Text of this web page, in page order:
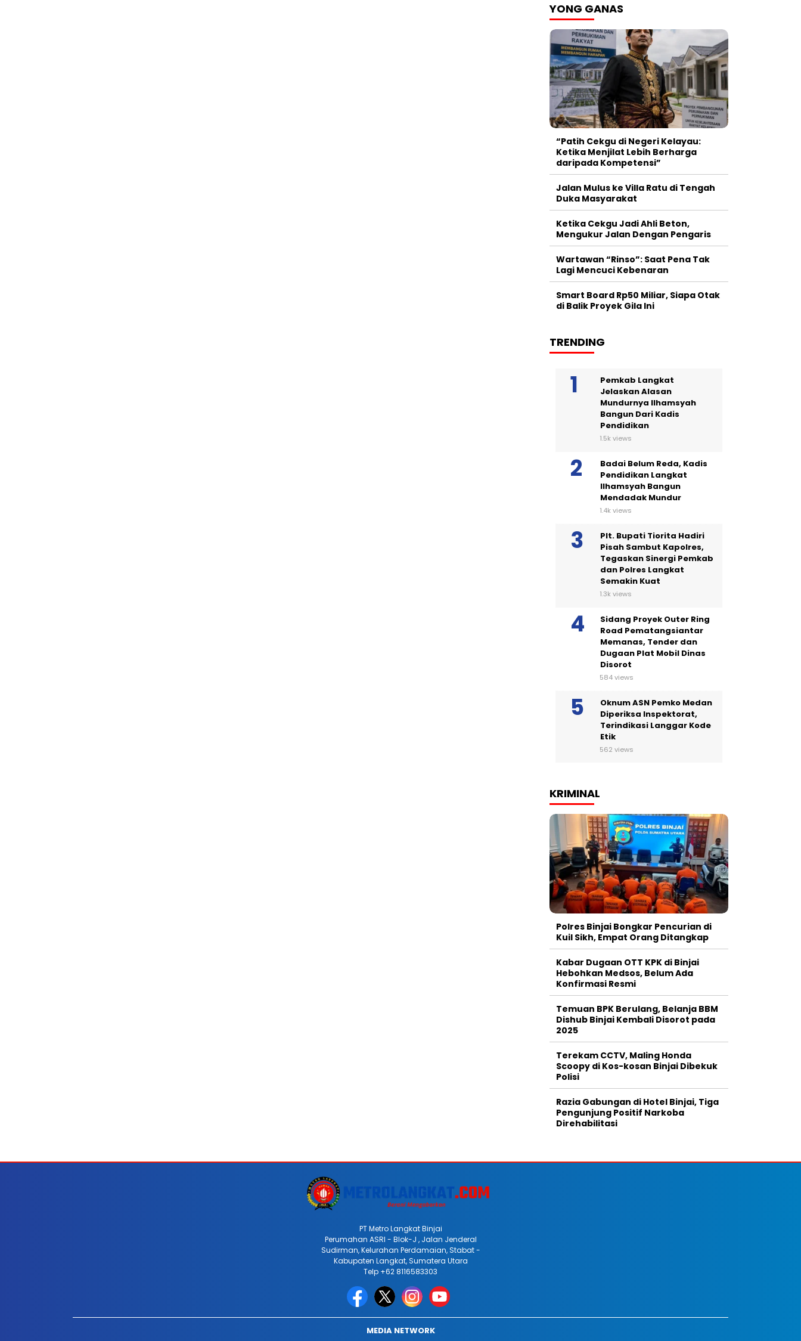
YONG GANAS
“Patih Cekgu di Negeri Kelayau:
Ketika Menjilat Lebih Berharga
daripada Kompetensi”
Jalan Mulus ke Villa Ratu di Tengah
Duka Masyarakat
Ketika Cekgu Jadi Ahli Beton,
Mengukur Jalan Dengan Pengaris
Wartawan “Rinso”: Saat Pena Tak
Lagi Mencuci Kebenaran
Smart Board Rp50 Miliar, Siapa Otak
di Balik Proyek Gila Ini
TRENDING
Pemkab Langkat
Jelaskan Alasan
Mundurnya Ilhamsyah
Bangun Dari Kadis
Pendidikan
1.5k views
Badai Belum Reda, Kadis
Pendidikan Langkat
Ilhamsyah Bangun
Mendadak Mundur
1.4k views
Plt. Bupati Tiorita Hadiri
Pisah Sambut Kapolres,
Tegaskan Sinergi Pemkab
dan Polres Langkat
Semakin Kuat
1.3k views
Sidang Proyek Outer Ring
Road Pematangsiantar
Memanas, Tender dan
Dugaan Plat Mobil Dinas
Disorot
584 views
Oknum ASN Pemko Medan
Diperiksa Inspektorat,
Terindikasi Langgar Kode
Etik
562 views
KRIMINAL
Polres Binjai Bongkar Pencurian di
Kuil Sikh, Empat Orang Ditangkap
Kabar Dugaan OTT KPK di Binjai
Hebohkan Medsos, Belum Ada
Konfirmasi Resmi
Temuan BPK Berulang, Belanja BBM
Dishub Binjai Kembali Disorot pada
2025
Terekam CCTV, Maling Honda
Scoopy di Kos-kosan Binjai Dibekuk
Polisi
Razia Gabungan di Hotel Binjai, Tiga
Pengunjung Positif Narkoba
Direhabilitasi
PT Metro Langkat Binjai
Perumahan ASRI - Blok-J , Jalan Jenderal
Sudirman, Kelurahan Perdamaian, Stabat -
Kabupaten Langkat, Sumatera Utara
Telp +62 8116583303
MEDIA NETWORK